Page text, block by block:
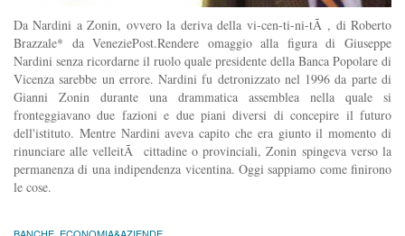
Da Nardini a Zonin, ovvero la deriva della vi-cen-ti-ni-tÃ , di Roberto
Brazzale* da VeneziePost.Rendere omaggio alla figura di Giuseppe
Nardini senza ricordarne il ruolo quale presidente della Banca Popolare di
Vicenza sarebbe un errore. Nardini fu detronizzato nel 1996 da parte di
Gianni Zonin durante una drammatica assemblea nella quale si
fronteggiavano due fazioni e due piani diversi di concepire il futuro
dell'istituto. Mentre Nardini aveva capito che era giunto il momento di
rinunciare alle velleitÃ cittadine o provinciali, Zonin spingeva verso la
permanenza di una indipendenza vicentina. Oggi sappiamo come finirono
le cose.